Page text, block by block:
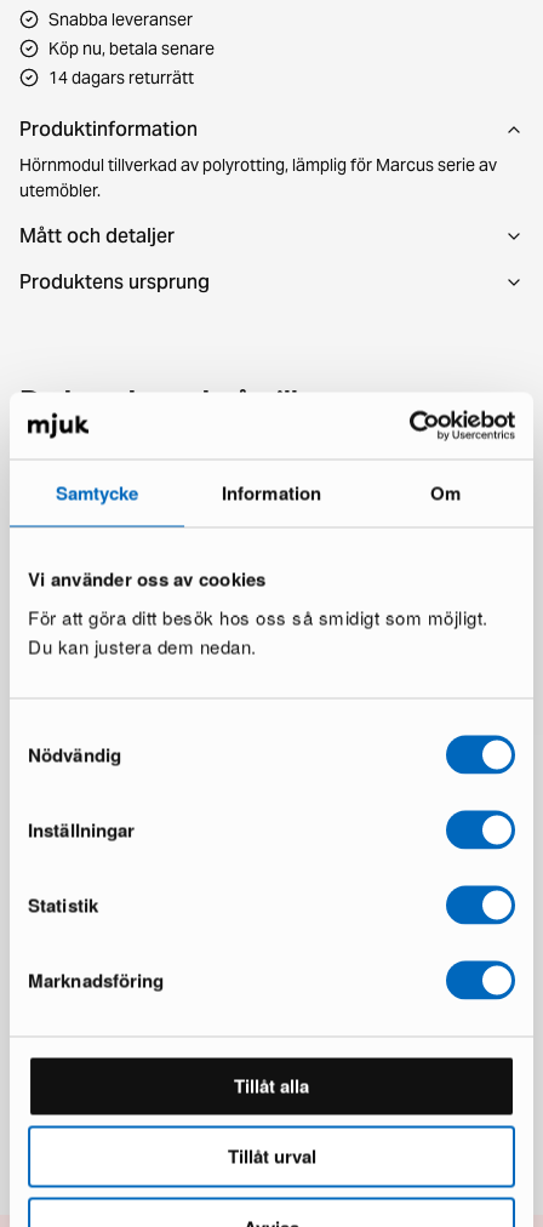
Samtycke Information Om
Vi använder oss av cookies
För att göra ditt besök hos oss så smidigt som möjligt.
Du kan justera dem nedan.
Nödvändig
Inställningar
Statistik
Marknadsföring
Tillåt alla
Tillåt urval
Snabba leveranser
Köp nu, betala senare
14 dagars returrätt
Produktinformation
Hörnmodul tillverkad av polyrotting, lämplig för Marcus serie av
utemöbler.
Mått och detaljer
Produktens ursprung
Du kanske också gillar
Över 50 000 möbler har hittat nya
Läs våra omdömen på Trustpilot